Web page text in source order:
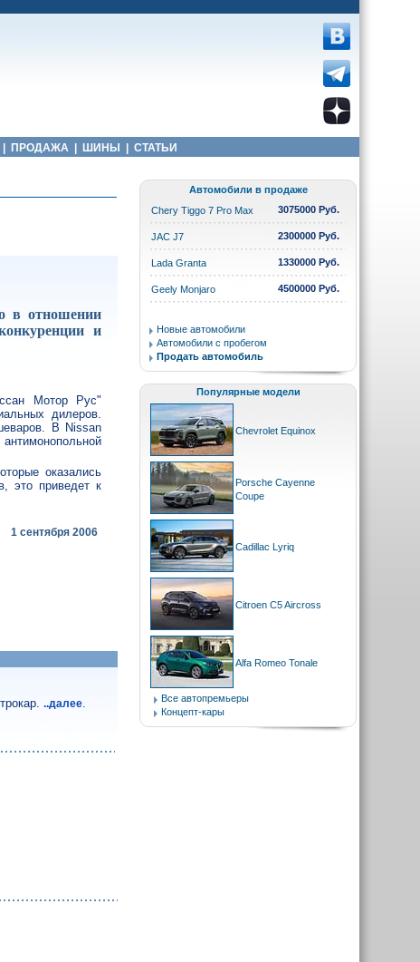
ПРОДАЖА ШИНЫ СТАТЬИ
в отношении
и
Мотор Рус"
дилеров.
В Nissan
оказались
это приведет к
1 сентября 2006
..далее
Автомобили в продаже
Chery Tiggo 7 Pro Max
3075000 Руб.
JAC J7 2300000 Руб.
Lada Granta 1330000 Руб.
Geely Monjaro 4500000 Руб.
Новые автомобили
Автомобили с пробегом
Продать автомобиль
Популярные модели
Chevrolet Equinox
Porsche Cayenne
Coupe
Cadillac Lyriq
Citroen C5 Aircross
Alfa Romeo Tonale
Все автопремьеры
Концепт-кары